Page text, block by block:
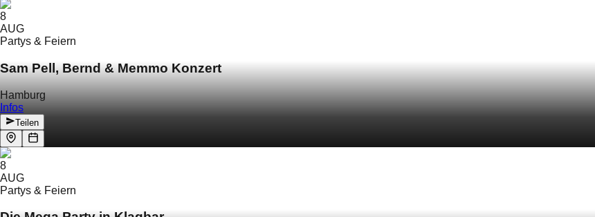
8
AUG
Partys & Feiern
Sam Pell, Bernd & Memmo Konzert
Hamburg
Infos
Teilen
8
AUG
Partys & Feiern